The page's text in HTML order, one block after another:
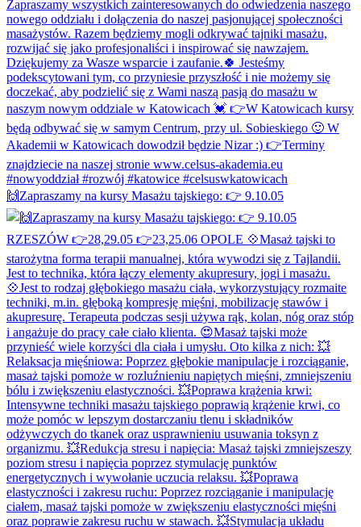
🙌Zapraszamy na kursy Masażu tajskiego: 👉 9.10.05